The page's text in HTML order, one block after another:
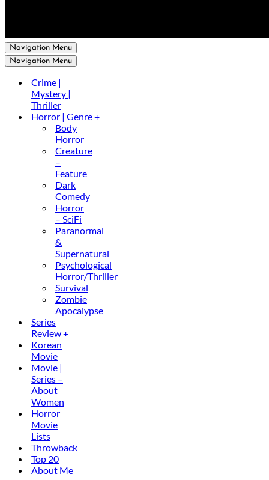
Navigation Menu
Navigation Menu
Crime |
Mystery |
Thriller
Horror | Genre +
Body
Horror
Creature
–
Feature
Dark
Comedy
Horror
– SciFi
Paranormal
&
Supernatural
Psychological
Horror/Thriller
Survival
Zombie
Apocalypse
Series
Review +
Korean
Movie
Movie |
Series –
About
Women
Horror
Movie
Lists
Throwback
Top 20
About Me